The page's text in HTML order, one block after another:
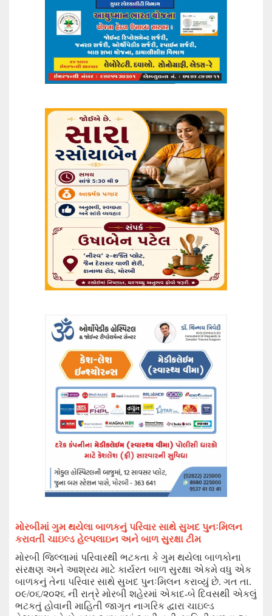
મોરબીમાં ગુમ થયેલા બાળકનું પરિવાર સાથે સુખદ પુનઃમિલન
કરાવતી ચાઇલ્ડ હેલ્પલાઇન અને બાળ સુરક્ષા ટીમ
મોરબી જિલ્લામાં પરિવારથી ભટકતા કે ગુમ થયેલા બાળકોના
સંરક્ષણ અને આશ્રય માટે કાર્યરત બાળ સુરક્ષા એકમે વધુ એક
બાળકનું તેના પરિવાર સાથે સુખદ પુનઃમિલન કરાવ્યું છે. ગત તા.
૦૯/૦૬/૨૦૨૬ ની રાત્રે મોરબી શહેરમાં એકાદ-બે દિવસથી એકલું
ભટકતું હોવાની માહિતી જાગૃત નાગરિક દ્વારા ચાઇલ્ડ